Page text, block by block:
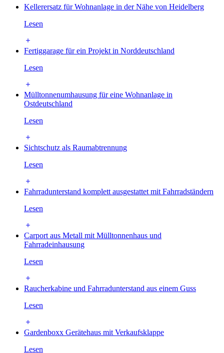
Kellerersatz für Wohnanlage in der Nähe von Heidelberg
Lesen
Fertiggarage für ein Projekt in Norddeutschland
Lesen
Mülltonnenumhausung für eine Wohnanlage in
Ostdeutschland
Lesen
Sichtschutz als Raumabtrennung
Lesen
Fahrradunterstand komplett ausgestattet mit Fahrradständern
Lesen
Carport aus Metall mit Mülltonnenhaus und
Fahrradeinhausung
Lesen
Raucherkabine und Fahrradunterstand aus einem Guss
Lesen
Gardenboxx Gerätehaus mit Verkaufsklappe
Lesen